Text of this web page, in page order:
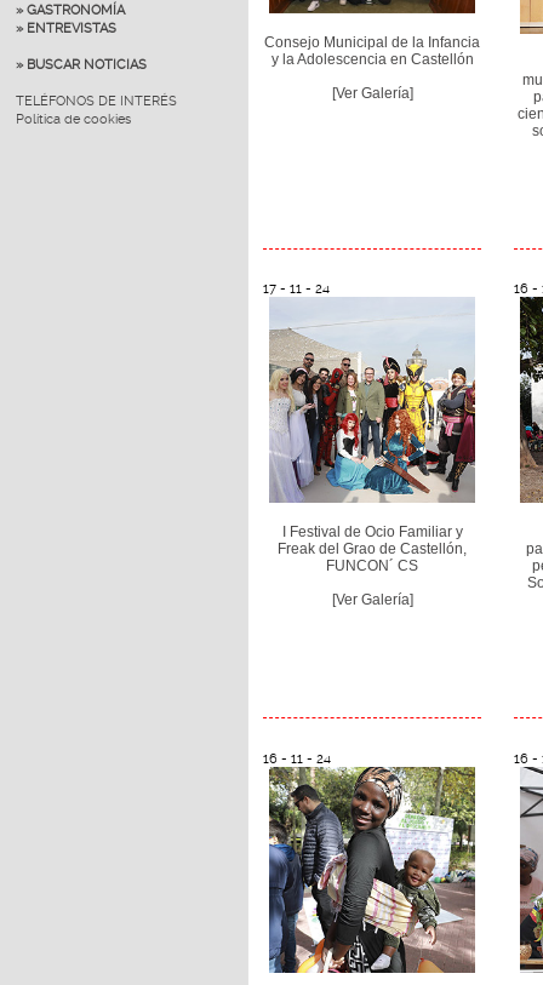
» GASTRONOMÍA
» ENTREVISTAS
» BUSCAR NOTICIAS
TELÉFONOS DE INTERÉS
Política de cookies
Consejo Municipal de la Infancia
y la Adolescencia en Castellón
[Ver Galería]
17 - 11 - 24
I Festival de Ocio Familiar y
Freak del Grao de Castellón,
FUNCON´ CS
[Ver Galería]
16 -
16 - 11 - 24 16 -